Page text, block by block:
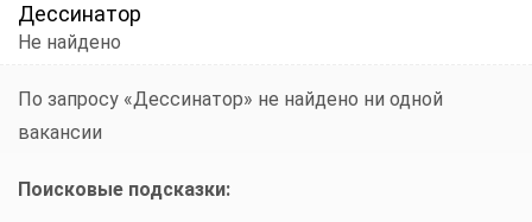
Отрасли
Работодателю
Дессинатор
Не найдено
По запросу «Дессинатор» не найдено ни одной
вакансии
Поисковые подсказки: